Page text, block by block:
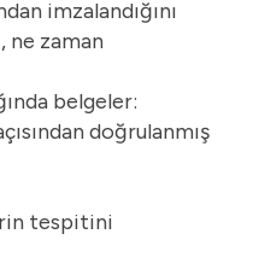
imzalandığını
ne zaman
belgeler:
doğrulanmış
tespitini